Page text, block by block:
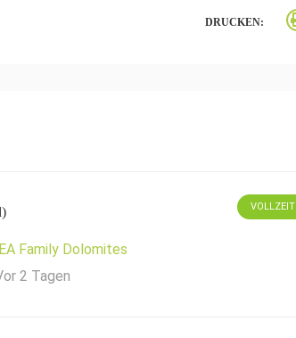
DRUCKEN:
Family Dolomites
2 Tagen
VOLLZEIT